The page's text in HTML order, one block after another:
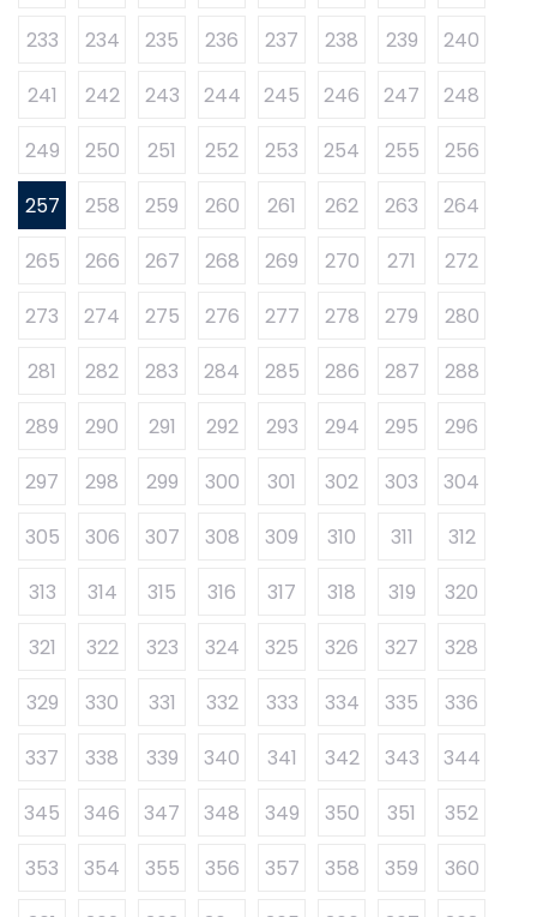
233
234 235 236 237 238 239
240
241
242 243 244 245 246 247
248
249
250 251 252 253 254 255
256
257
258 259 260 261 262 263
264
265
266 267 268 269 270 271
272
273
274 275 276 277 278 279
280
281
282 283 284 285 286 287
288
289
290 291 292 293 294 295
296
297
298 299 300 301 302 303
304
305
306 307 308 309 310 311
312
313
314 315 316 317 318 319
320
321
322 323 324 325 326 327
328
329
330 331 332 333 334 335
336
337
338 339 340 341 342 343
344
345
346 347 348 349 350 351
352
353
354 355 356 357 358 359
360